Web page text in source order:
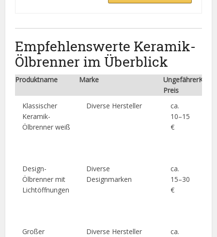
Empfehlenswerte Keramik-
Ölbrenner im Überblick
Produktname Marke
Ungefährer
Preis
Klassischer
Keramik-
Ölbrenner weiß
Diverse Hersteller
ca.
10–15
€
Design-
Ölbrenner mit
Lichtöffnungen
Diverse
Designmarken
ca.
15–30
€
Großer
Diverse Hersteller
ca.